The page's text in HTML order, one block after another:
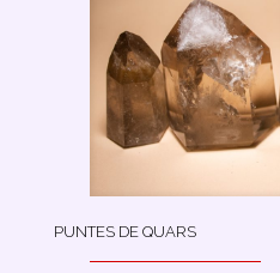
PUNTES DE QUARS